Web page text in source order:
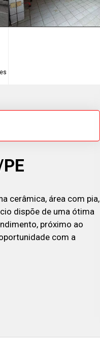
cerâmica, área com pia,
dispõe de uma ótima
próximo ao
com a